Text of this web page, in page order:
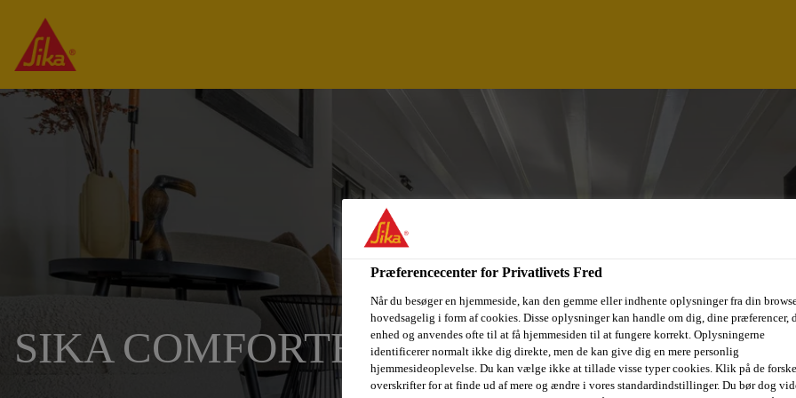
SIKA COMFORTFLOOR® NATURE
Præferencecenter for Privatlivets Fred
Når du besøger en hjemmeside, kan den gemme eller indhente oplysninger fra din
hovedsagelig i form af cookies. Disse oplysninger kan handle om dig, dine præferencer,
enhed og anvendes ofte til at få hjemmesiden til at fungere korrekt. Oplysningerne
identificerer normalt ikke dig direkte, men de kan give dig en mere personlig
hjemmesideoplevelse. Du kan vælge ikke at tillade visse typer cookies. Klik på de
overskrifter for at finde ud af mere og ændre i vores standardindstillinger. Du bør dog